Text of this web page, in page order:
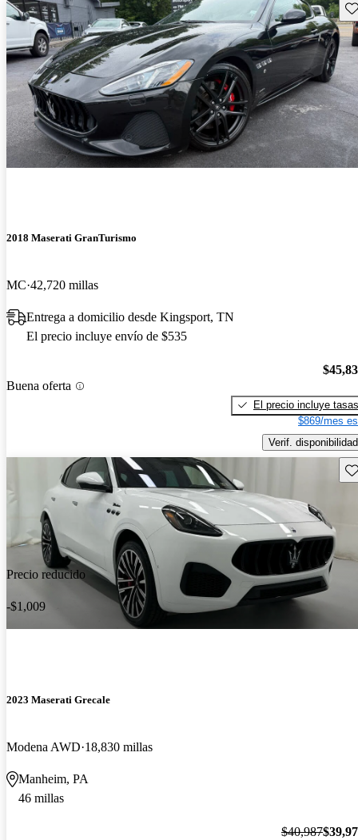
2018 Maserati GranTurismo
MC 42,720 millas
Entrega a domicilio desde Kingsport, TN
El precio incluye envío de $535
Buena oferta
El precio incluye tasas
$869/mes
Verif. disponibilidad
Precio reducido
-$1,009
2023 Maserati Grecale
Modena AWD 18,830 millas
Manheim, PA
46 millas
$40,987